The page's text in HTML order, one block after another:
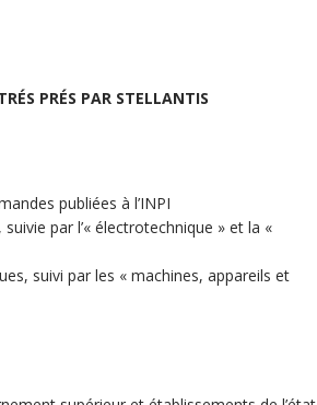
PRÉS PAR STELLANTIS
publiées à l’INPI
par l’« électrotechnique » et la «
suivi par les « machines, appareils et